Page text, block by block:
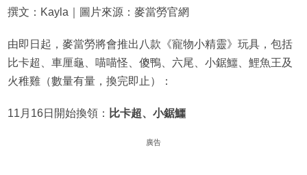
撰文：Kayla｜圖片來源：麥當勞官網
由即日起，麥當勞將會推出八款《寵物小精靈》玩具，包括
比卡超、車厘龜、喵喵怪、傻鴨、六尾、小鋸鱷、鯉魚王及
火稚雞（數量有量，換完即止）：
11月16日開始換領： 比卡超、小鋸鱷
廣告